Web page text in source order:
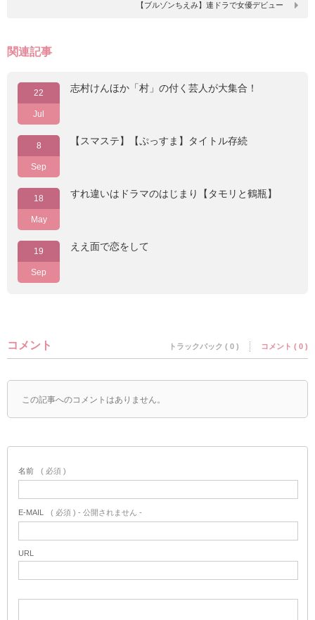
【ブルゾンちえみ】連ドラで女優デビュー
関連記事
22
Jul
志村けんほか「村」の付く芸人が大集合！
8
Sep
【スマステ】【ぷっすま】タイトル存続
18
May
すれ違いはドラマのはじまり【タモリと鶴瓶】
19
Sep
ええ面で恋をして
コメント トラックバック ( 0 ) コメント ( 0 )
この記事へのコメントはありません。
名前 ( 必須 )
E-MAIL ( 必須 ) - 公開されません -
URL